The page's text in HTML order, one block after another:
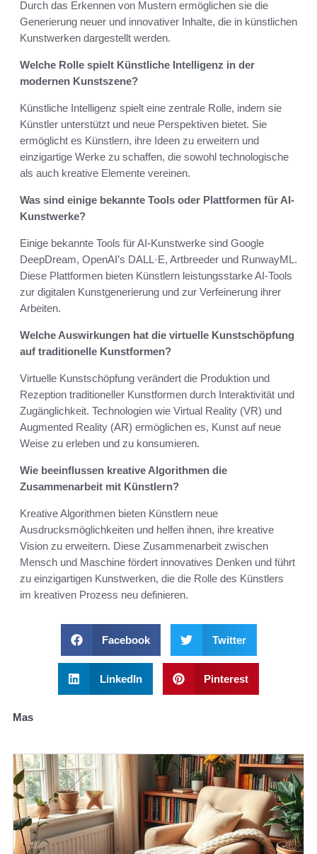
Durch das Erkennen von Mustern ermöglichen sie die
Generierung neuer und innovativer Inhalte, die in künstlichen
Kunstwerken dargestellt werden.
Welche Rolle spielt Künstliche Intelligenz in der
modernen Kunstszene?
Künstliche Intelligenz spielt eine zentrale Rolle, indem sie
Künstler unterstützt und neue Perspektiven bietet. Sie
ermöglicht es Künstlern, ihre Ideen zu erweitern und
einzigartige Werke zu schaffen, die sowohl technologische
als auch kreative Elemente vereinen.
Was sind einige bekannte Tools oder Plattformen für AI-
Kunstwerke?
Einige bekannte Tools für AI-Kunstwerke sind Google
DeepDream, OpenAI’s DALL·E, Artbreeder und RunwayML.
Diese Plattformen bieten Künstlern leistungsstarke AI-Tools
zur digitalen Kunstgenerierung und zur Verfeinerung ihrer
Arbeiten.
Welche Auswirkungen hat die virtuelle Kunstschöpfung
auf traditionelle Kunstformen?
Virtuelle Kunstschöpfung verändert die Produktion und
Rezeption traditioneller Kunstformen durch Interaktivität und
Zugänglichkeit. Technologien wie Virtual Reality (VR) und
Augmented Reality (AR) ermöglichen es, Kunst auf neue
Weise zu erleben und zu konsumieren.
Wie beeinflussen kreative Algorithmen die
Zusammenarbeit mit Künstlern?
Kreative Algorithmen bieten Künstlern neue
Ausdrucksmöglichkeiten und helfen ihnen, ihre kreative
Vision zu erweitern. Diese Zusammenarbeit zwischen
Mensch und Maschine fördert innovatives Denken und führt
zu einzigartigen Kunstwerken, die die Rolle des Künstlers
im kreativen Prozess neu definieren.
Facebook Twitter
LinkedIn Pinterest
Mas